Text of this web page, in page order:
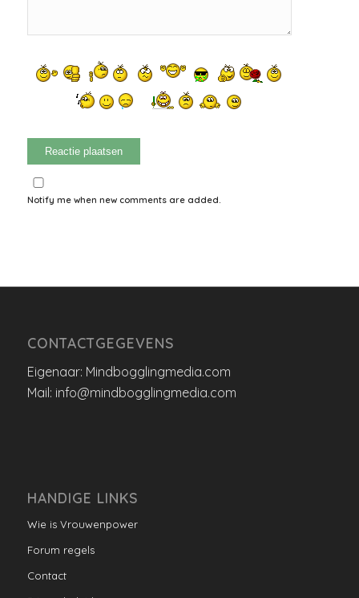
Notify me when new comments are added.
CONTACTGEGEVENS
Eigenaar: Mindbogglingmedia.com
Mail: info@mindbogglingmedia.com
HANDIGE LINKS
Wie is Vrouwenpower
Forum regels
Contact